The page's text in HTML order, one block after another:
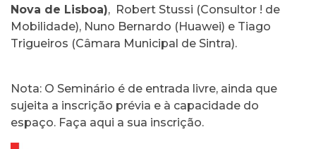
Nova de Lisboa), Robert Stussi (Consultor ! de
Mobilidade), Nuno Bernardo (Huawei) e Tiago
Trigueiros (Câmara Municipal de Sintra).
Nota: O Seminário é de entrada livre, ainda que
sujeita a inscrição prévia e à capacidade do
espaço. Faça aqui a sua inscrição.